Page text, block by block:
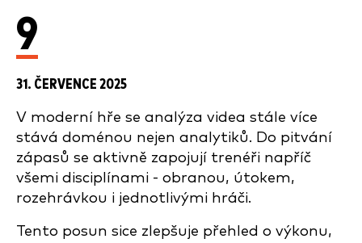
9
31. ČERVENCE 2025
V moderní hře se analýza videa stále více
stává doménou nejen analytiků. Do pitvání
zápasů se aktivně zapojují trenéři napříč
všemi disciplínami - obranou, útokem,
rozehrávkou i jednotlivými hráči.
Tento posun sice zlepšuje přehled o výkonu,